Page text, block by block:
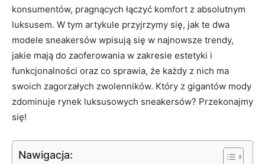
konsumentów, pragnących łączyć komfort z absolutnym
luksusem. W tym artykule przyjrzymy się, jak te dwa
modele sneakersów wpisują się w najnowsze trendy,
jakie mają do zaoferowania w zakresie estetyki i
funkcjonalności oraz co sprawia, że każdy z nich ma
swoich zagorzałych zwolenników. Który z gigantów mody
zdominuje rynek luksusowych sneakersów? Przekonajmy
się!
Nawigacja: